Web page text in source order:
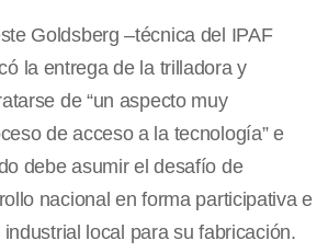
Goldsberg –técnica del IPAF
la entrega de la trilladora y
de “un aspecto muy
de acceso a la tecnología” e
debe asumir el desafío de
nacional en forma participativa e
local para su fabricación.